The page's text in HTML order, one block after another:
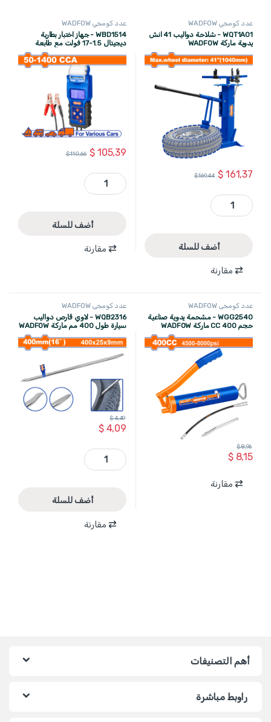
عدد كومجي WADFOW
WQT1A01 - شلاحة دواليب 41 انش
يدوية ماركة WADFOW
$161,37
$169,44
WQT1A01 - شلاحة دواليب 41 انش يدوية ماركة WADFOW quantity
أضف للسلة
مقارنة
عدد كومجي WADFOW
WBD1514 - جهاز اختبار بطارية
ديجيتال 1.5-17 فولت مع طابعة
$105,39
$110,66
WBD1514 - جهاز اختبار بطارية ديجيتال 1.5-17 فولت مع طابعة ماركة WADFOW quantity
أضف للسلة
مقارنة
عدد كومجي WADFOW
WGG2540 - مشحمة يدوية صناعية
حجم 400 CC ماركة WADFOW
$8,15
$8,96
مقارنة
عدد كومجي WADFOW
WQB2316 - لاوي قارص دواليب
سيارة طول 400 مم ماركة WADFOW
$4,09
$4,49
WQB2316 - لاوي قارص دواليب سيارة طول 400 مم ماركة WADFOW quantity
أضف للسلة
مقارنة
أهم التصنيفات
راوبط مباشرة